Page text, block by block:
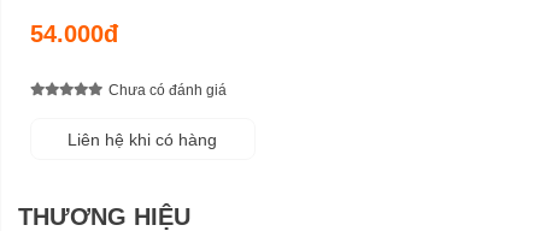
54.000đ
Chưa có đánh giá
Liên hệ khi có hàng
THƯƠNG HIỆU